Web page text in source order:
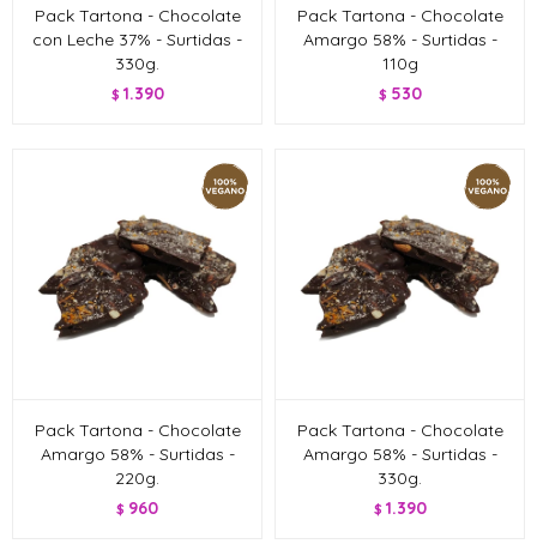
Pack Tartona - Chocolate
con Leche 37% - Surtidas -
330g.
$ 1.390
Pack Tartona - Chocolate
Amargo 58% - Surtidas -
110g
$ 530
Pack Tartona - Chocolate
Amargo 58% - Surtidas -
220g.
$ 960
Pack Tartona - Chocolate
Amargo 58% - Surtidas -
330g.
$ 1.390